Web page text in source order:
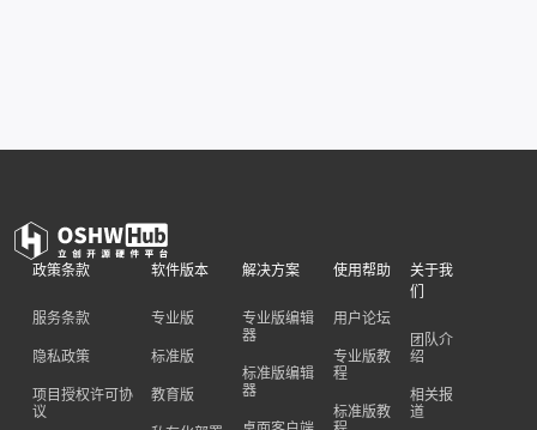
政策条款
服务条款
隐私政策
项目授权许可协
议
软件版本
专业版
标准版
教育版
解决方案
专业版编辑
器
标准版编辑
器
使用帮助
用户论坛
专业版教
程
标准版教
关于我
们
团队介
绍
相关报
道